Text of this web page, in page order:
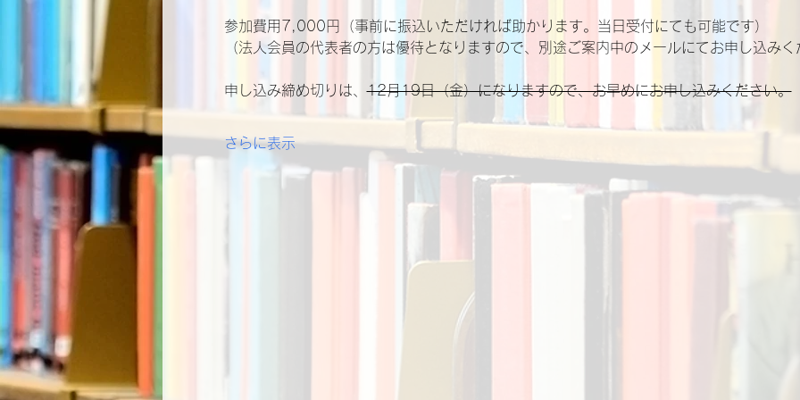
参加費用7,000円（事前に振込いただければ助かります。当日受付にても可能です）
（法人会員の代表者の方は優待となりますので、別途ご案内中のメールにてお申し込みく
申し込み締め切りは、12月19日（金）になりますので、お早めにお申し込みください。
さらに表示